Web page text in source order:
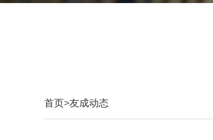
首页>友成动态